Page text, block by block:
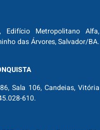
Edifício Metropolitano Alfa,
das Árvores, Salvador/BA.
Sala 106, Candeias, Vitória
610.